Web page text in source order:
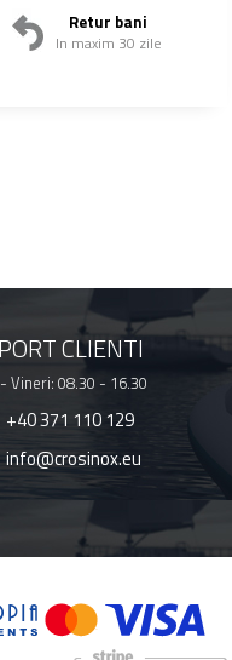
Retur bani
In maxim 30 zile
CLIENTI
Vineri: 08.30 - 16.30
+40 371 110 129
info@crosinox.eu